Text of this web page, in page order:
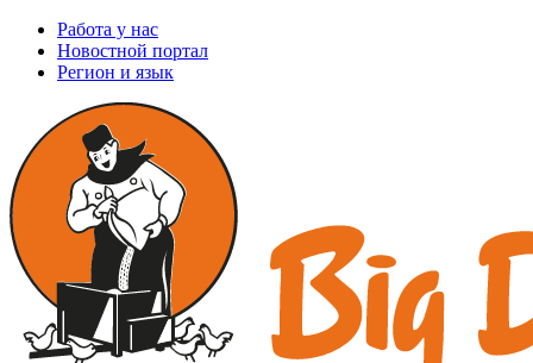
Работа у нас
Новостной портал
Регион и язык